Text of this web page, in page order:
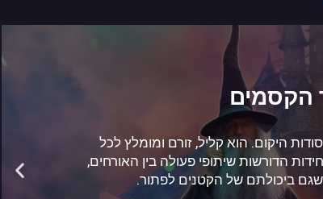
הסודות היקום
הוא חדר שיקח אותכם עד קצה העולם
הקבוצה בחדר, כלומר המחשב מחליט
היא תהיה ולכן חלק מן הקבוצות שישחקו
החדר בשונה מקבוצות אחרות